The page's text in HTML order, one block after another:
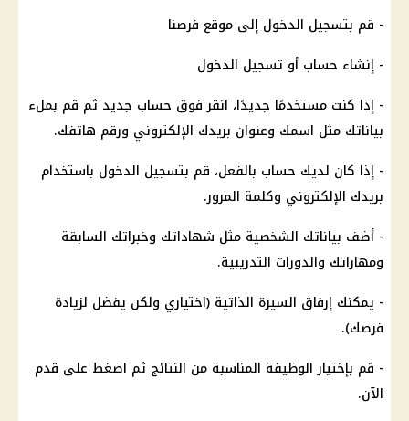
- قم بتسجيل الدخول إلى موقع فرصنا
- إنشاء حساب أو تسجيل الدخول
- إذا كنت مستخدمًا جديدًا، انقر فوق حساب جديد ثم قم بملء
بياناتك مثل اسمك وعنوان بريدك الإلكتروني ورقم هاتفك.
- إذا كان لديك حساب بالفعل، قم بتسجيل الدخول باستخدام
بريدك الإلكتروني وكلمة المرور.
- أضف بياناتك الشخصية مثل شهاداتك وخبراتك السابقة
ومهاراتك والدورات التدريبية.
- يمكنك إرفاق السيرة الذاتية (اختياري ولكن يفضل لزيادة
فرصك).
- قم بإختيار الوظيفة المناسبة من النتائج ثم اضغط على قدم
الآن.